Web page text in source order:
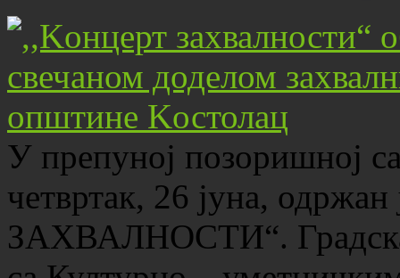
У препуној позоришној
четвртак, 26 јуна,
ЗАХВАЛНОСТИ“.